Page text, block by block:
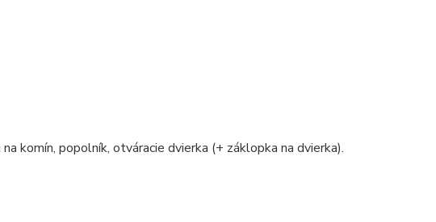
komín, popolník, otváracie dvierka (+ záklopka na dvierka).